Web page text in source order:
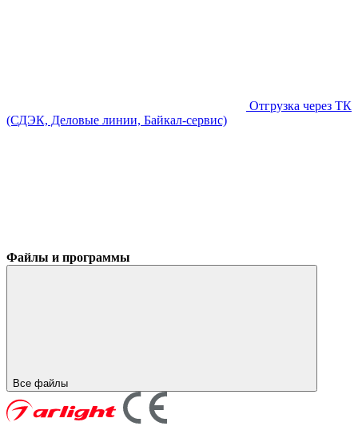
Отгрузка через ТК
(СДЭК, Деловые линии, Байкал-сервис)
Файлы и программы
Все файлы